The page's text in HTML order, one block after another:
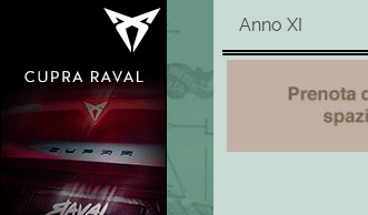
Anno XI